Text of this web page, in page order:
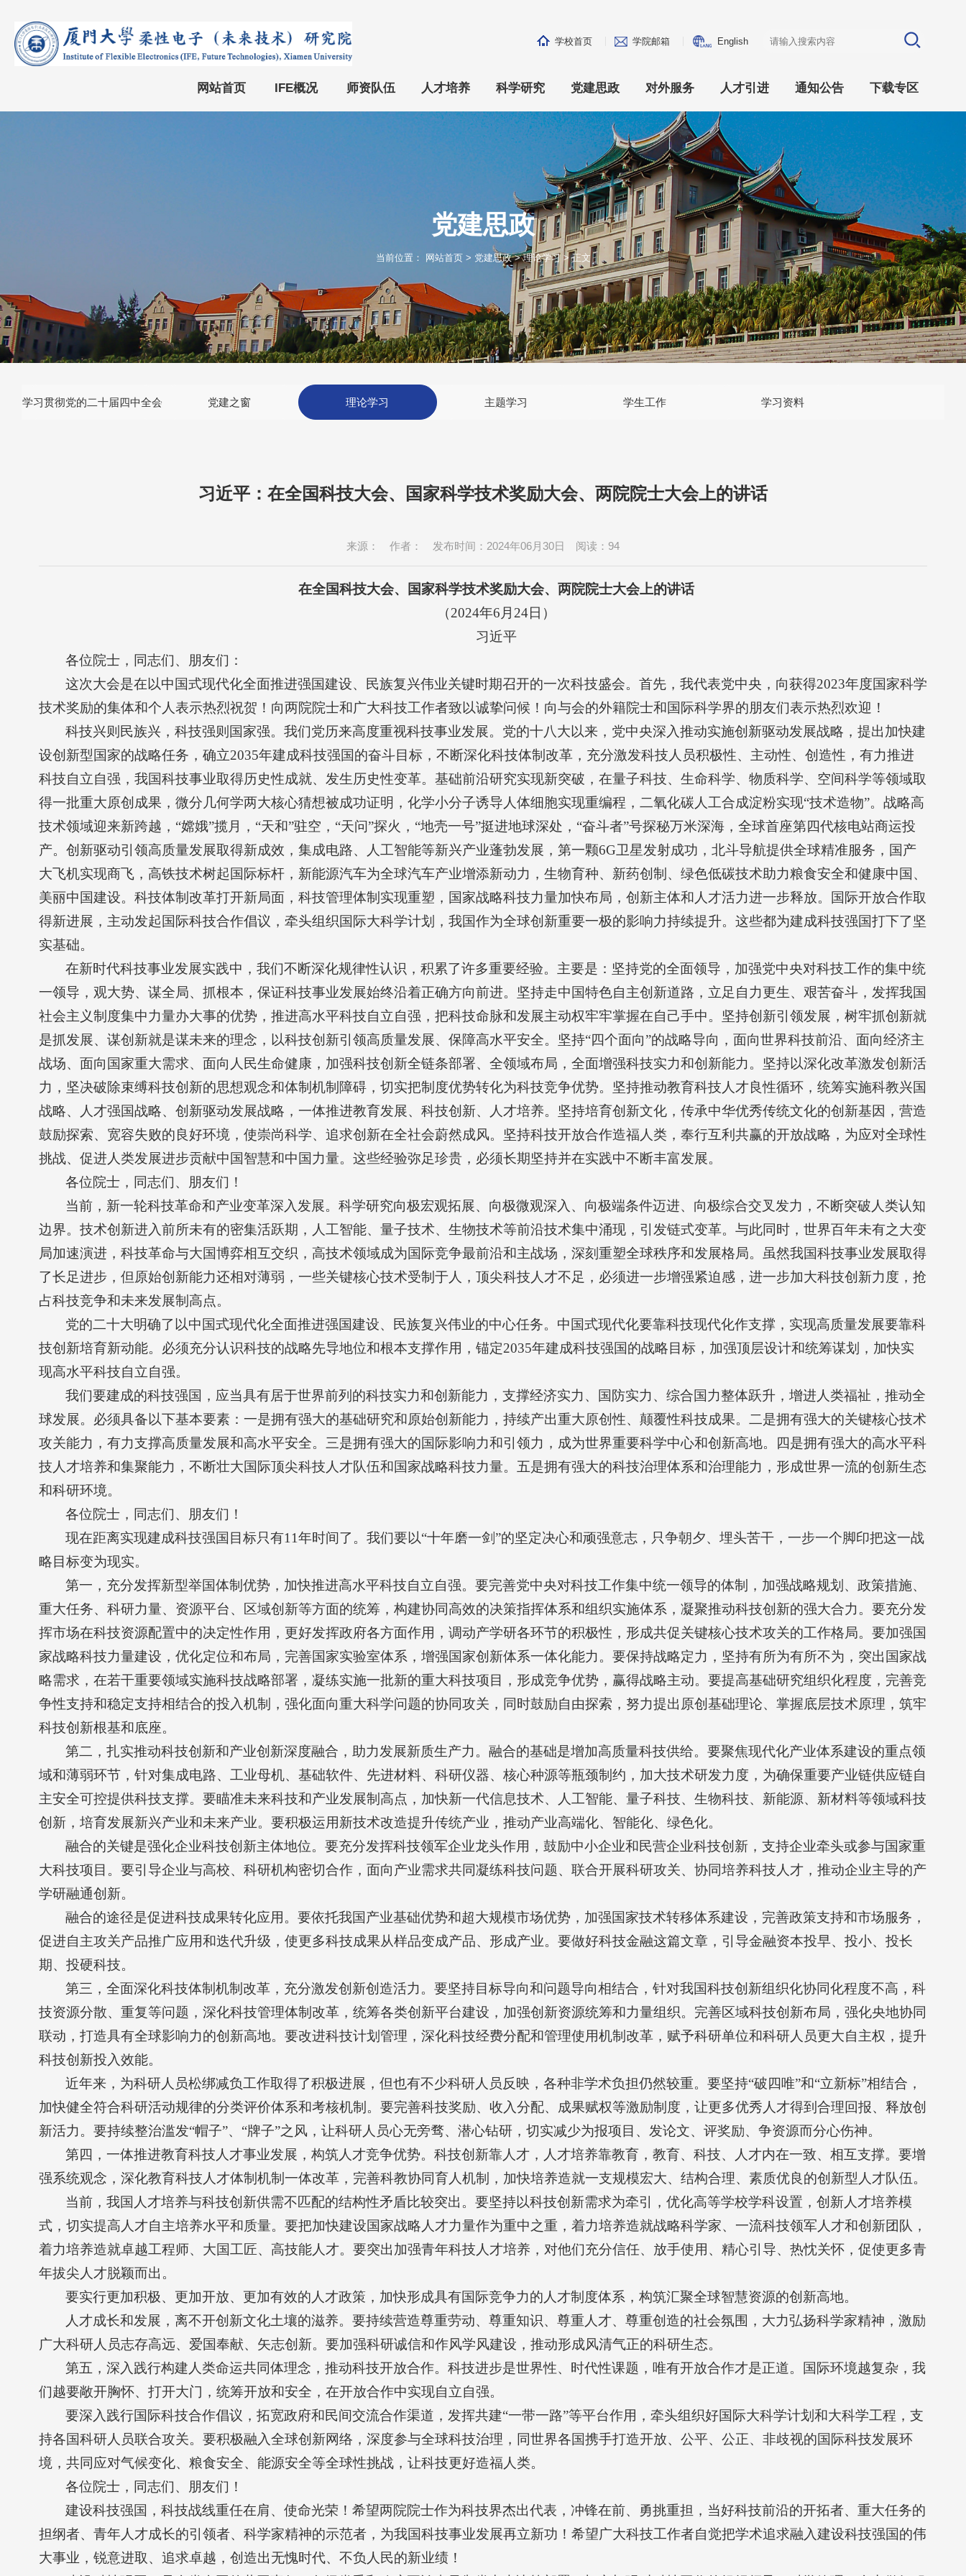
学校首页 学院邮箱 English
网站首页 IFE概况 师资队伍
两院院士
博士后
讲座教授
人才培养
招生就业
本科生教育
科学研究
科研方向
科研平台
成果直击
科研项目
科研成果
测试中心
党建思政
学习贯彻党的二十届四中全会
党建之窗
理论学习
主题学习
学生工作
学习资料
对外服务
技术服务
企业服务
全球拓展
人才引进
人才政策
招聘信息
通知公告
院务公告
科研信息
学生事务
专题讲座
下载专区
人事文件
财务文件
实验室安全
仪器管理
资产购置
学生管理
出国出境
其他文件
党建思政
当前位置： 网站首页> 党建思政>理论学习> 正文
学习贯彻党的二十届四中全会 党建之窗 理论学习 主题学习 学生工作 学习资料
习近平：在全国科技大会、国家科学技术奖励大会、两院院士大会上的讲话
来源： 作者： 发布时间：2024年06月30日 阅读： 94
在全国科技大会、国家科学技术奖励大会、两院院士大会上的讲话
（2024年6月24日）
习近平
各位院士，同志们、朋友们：
这次大会是在以中国式现代化全面推进强国建设、民族复兴伟业关键时期召开的一次科技盛会。首先，我代表党中央，向获得2023年度国家科学
技术奖励的集体和个人表示热烈祝贺！向两院院士和广大科技工作者致以诚挚问候！向与会的外籍院士和国际科学界的朋友们表示热烈欢迎！
科技兴则民族兴，科技强则国家强。我们党历来高度重视科技事业发展。党的十八大以来，党中央深入推动实施创新驱动发展战略，提出加快建
设创新型国家的战略任务，确立2035年建成科技强国的奋斗目标，不断深化科技体制改革，充分激发科技人员积极性、主动性、创造性，有力推进
科技自立自强，我国科技事业取得历史性成就、发生历史性变革。基础前沿研究实现新突破，在量子科技、生命科学、物质科学、空间科学等领域取
得一批重大原创成果，微分几何学两大核心猜想被成功证明，化学小分子诱导人体细胞实现重编程，二氧化碳人工合成淀粉实现“技术造物”。战略高
技术领域迎来新跨越，“嫦娥”揽月，“天和”驻空，“天问”探火，“地壳一号”挺进地球深处，“奋斗者”号探秘万米深海，全球首座第四代核电站商运投
产。创新驱动引领高质量发展取得新成效，集成电路、人工智能等新兴产业蓬勃发展，第一颗6G卫星发射成功，北斗导航提供全球精准服务，国产
大飞机实现商飞，高铁技术树起国际标杆，新能源汽车为全球汽车产业增添新动力，生物育种、新药创制、绿色低碳技术助力粮食安全和健康中国、
美丽中国建设。科技体制改革打开新局面，科技管理体制实现重塑，国家战略科技力量加快布局，创新主体和人才活力进一步释放。国际开放合作取
得新进展，主动发起国际科技合作倡议，牵头组织国际大科学计划，我国作为全球创新重要一极的影响力持续提升。这些都为建成科技强国打下了坚
实基础。
在新时代科技事业发展实践中，我们不断深化规律性认识，积累了许多重要经验。主要是：坚持党的全面领导，加强党中央对科技工作的集中统
一领导，观大势、谋全局、抓根本，保证科技事业发展始终沿着正确方向前进。坚持走中国特色自主创新道路，立足自力更生、艰苦奋斗，发挥我国
社会主义制度集中力量办大事的优势，推进高水平科技自立自强，把科技命脉和发展主动权牢牢掌握在自己手中。坚持创新引领发展，树牢抓创新就
是抓发展、谋创新就是谋未来的理念，以科技创新引领高质量发展、保障高水平安全。坚持“四个面向”的战略导向，面向世界科技前沿、面向经济主
战场、面向国家重大需求、面向人民生命健康，加强科技创新全链条部署、全领域布局，全面增强科技实力和创新能力。坚持以深化改革激发创新活
力，坚决破除束缚科技创新的思想观念和体制机制障碍，切实把制度优势转化为科技竞争优势。坚持推动教育科技人才良性循环，统筹实施科教兴国
战略、人才强国战略、创新驱动发展战略，一体推进教育发展、科技创新、人才培养。坚持培育创新文化，传承中华优秀传统文化的创新基因，营造
鼓励探索、宽容失败的良好环境，使崇尚科学、追求创新在全社会蔚然成风。坚持科技开放合作造福人类，奉行互利共赢的开放战略，为应对全球性
挑战、促进人类发展进步贡献中国智慧和中国力量。这些经验弥足珍贵，必须长期坚持并在实践中不断丰富发展。
各位院士，同志们、朋友们！
当前，新一轮科技革命和产业变革深入发展。科学研究向极宏观拓展、向极微观深入、向极端条件迈进、向极综合交叉发力，不断突破人类认知
边界。技术创新进入前所未有的密集活跃期，人工智能、量子技术、生物技术等前沿技术集中涌现，引发链式变革。与此同时，世界百年未有之大变
局加速演进，科技革命与大国博弈相互交织，高技术领域成为国际竞争最前沿和主战场，深刻重塑全球秩序和发展格局。虽然我国科技事业发展取得
了长足进步，但原始创新能力还相对薄弱，一些关键核心技术受制于人，顶尖科技人才不足，必须进一步增强紧迫感，进一步加大科技创新力度，抢
占科技竞争和未来发展制高点。
党的二十大明确了以中国式现代化全面推进强国建设、民族复兴伟业的中心任务。中国式现代化要靠科技现代化作支撑，实现高质量发展要靠科
技创新培育新动能。必须充分认识科技的战略先导地位和根本支撑作用，锚定2035年建成科技强国的战略目标，加强顶层设计和统筹谋划，加快实
现高水平科技自立自强。
我们要建成的科技强国，应当具有居于世界前列的科技实力和创新能力，支撑经济实力、国防实力、综合国力整体跃升，增进人类福祉，推动全
球发展。必须具备以下基本要素：一是拥有强大的基础研究和原始创新能力，持续产出重大原创性、颠覆性科技成果。二是拥有强大的关键核心技术
攻关能力，有力支撑高质量发展和高水平安全。三是拥有强大的国际影响力和引领力，成为世界重要科学中心和创新高地。四是拥有强大的高水平科
技人才培养和集聚能力，不断壮大国际顶尖科技人才队伍和国家战略科技力量。五是拥有强大的科技治理体系和治理能力，形成世界一流的创新生态
和科研环境。
各位院士，同志们、朋友们！
现在距离实现建成科技强国目标只有11年时间了。我们要以“十年磨一剑”的坚定决心和顽强意志，只争朝夕、埋头苦干，一步一个脚印把这一战
略目标变为现实。
第一，充分发挥新型举国体制优势，加快推进高水平科技自立自强。要完善党中央对科技工作集中统一领导的体制，加强战略规划、政策措施、
重大任务、科研力量、资源平台、区域创新等方面的统筹，构建协同高效的决策指挥体系和组织实施体系，凝聚推动科技创新的强大合力。要充分发
挥市场在科技资源配置中的决定性作用，更好发挥政府各方面作用，调动产学研各环节的积极性，形成共促关键核心技术攻关的工作格局。要加强国
家战略科技力量建设，优化定位和布局，完善国家实验室体系，增强国家创新体系一体化能力。要保持战略定力，坚持有所为有所不为，突出国家战
略需求，在若干重要领域实施科技战略部署，凝练实施一批新的重大科技项目，形成竞争优势，赢得战略主动。要提高基础研究组织化程度，完善竞
争性支持和稳定支持相结合的投入机制，强化面向重大科学问题的协同攻关，同时鼓励自由探索，努力提出原创基础理论、掌握底层技术原理，筑牢
科技创新根基和底座。
第二，扎实推动科技创新和产业创新深度融合，助力发展新质生产力。融合的基础是增加高质量科技供给。要聚焦现代化产业体系建设的重点领
域和薄弱环节，针对集成电路、工业母机、基础软件、先进材料、科研仪器、核心种源等瓶颈制约，加大技术研发力度，为确保重要产业链供应链自
主安全可控提供科技支撑。要瞄准未来科技和产业发展制高点，加快新一代信息技术、人工智能、量子科技、生物科技、新能源、新材料等领域科技
创新，培育发展新兴产业和未来产业。要积极运用新技术改造提升传统产业，推动产业高端化、智能化、绿色化。
融合的关键是强化企业科技创新主体地位。要充分发挥科技领军企业龙头作用，鼓励中小企业和民营企业科技创新，支持企业牵头或参与国家重
大科技项目。要引导企业与高校、科研机构密切合作，面向产业需求共同凝练科技问题、联合开展科研攻关、协同培养科技人才，推动企业主导的产
学研融通创新。
融合的途径是促进科技成果转化应用。要依托我国产业基础优势和超大规模市场优势，加强国家技术转移体系建设，完善政策支持和市场服务，
促进自主攻关产品推广应用和迭代升级，使更多科技成果从样品变成产品、形成产业。要做好科技金融这篇文章，引导金融资本投早、投小、投长
期、投硬科技。
第三，全面深化科技体制机制改革，充分激发创新创造活力。要坚持目标导向和问题导向相结合，针对我国科技创新组织化协同化程度不高，科
技资源分散、重复等问题，深化科技管理体制改革，统筹各类创新平台建设，加强创新资源统筹和力量组织。完善区域科技创新布局，强化央地协同
联动，打造具有全球影响力的创新高地。要改进科技计划管理，深化科技经费分配和管理使用机制改革，赋予科研单位和科研人员更大自主权，提升
科技创新投入效能。
近年来，为科研人员松绑减负工作取得了积极进展，但也有不少科研人员反映，各种非学术负担仍然较重。要坚持“破四唯”和“立新标”相结合，
加快健全符合科研活动规律的分类评价体系和考核机制。要完善科技奖励、收入分配、成果赋权等激励制度，让更多优秀人才得到合理回报、释放创
新活力。要持续整治滥发“帽子”、“牌子”之风，让科研人员心无旁骛、潜心钻研，切实减少为报项目、发论文、评奖励、争资源而分心伤神。
第四，一体推进教育科技人才事业发展，构筑人才竞争优势。科技创新靠人才，人才培养靠教育，教育、科技、人才内在一致、相互支撑。要增
强系统观念，深化教育科技人才体制机制一体改革，完善科教协同育人机制，加快培养造就一支规模宏大、结构合理、素质优良的创新型人才队伍。
当前，我国人才培养与科技创新供需不匹配的结构性矛盾比较突出。要坚持以科技创新需求为牵引，优化高等学校学科设置，创新人才培养模
式，切实提高人才自主培养水平和质量。要把加快建设国家战略人才力量作为重中之重，着力培养造就战略科学家、一流科技领军人才和创新团队，
着力培养造就卓越工程师、大国工匠、高技能人才。要突出加强青年科技人才培养，对他们充分信任、放手使用、精心引导、热忱关怀，促使更多青
年拔尖人才脱颖而出。
要实行更加积极、更加开放、更加有效的人才政策，加快形成具有国际竞争力的人才制度体系，构筑汇聚全球智慧资源的创新高地。
人才成长和发展，离不开创新文化土壤的滋养。要持续营造尊重劳动、尊重知识、尊重人才、尊重创造的社会氛围，大力弘扬科学家精神，激励
广大科研人员志存高远、爱国奉献、矢志创新。要加强科研诚信和作风学风建设，推动形成风清气正的科研生态。
第五，深入践行构建人类命运共同体理念，推动科技开放合作。科技进步是世界性、时代性课题，唯有开放合作才是正道。国际环境越复杂，我
们越要敞开胸怀、打开大门，统筹开放和安全，在开放合作中实现自立自强。
要深入践行国际科技合作倡议，拓宽政府和民间交流合作渠道，发挥共建“一带一路”等平台作用，牵头组织好国际大科学计划和大科学工程，支
持各国科研人员联合攻关。要积极融入全球创新网络，深度参与全球科技治理，同世界各国携手打造开放、公平、公正、非歧视的国际科技发展环
境，共同应对气候变化、粮食安全、能源安全等全球性挑战，让科技更好造福人类。
各位院士，同志们、朋友们！
建设科技强国，科技战线重任在肩、使命光荣！希望两院院士作为科技界杰出代表，冲锋在前、勇挑重担，当好科技前沿的开拓者、重大任务的
担纲者、青年人才成长的引领者、科学家精神的示范者，为我国科技事业发展再立新功！希望广大科技工作者自觉把学术追求融入建设科技强国的伟
大事业，锐意进取、追求卓越，创造出无愧时代、不负人民的新业绩！